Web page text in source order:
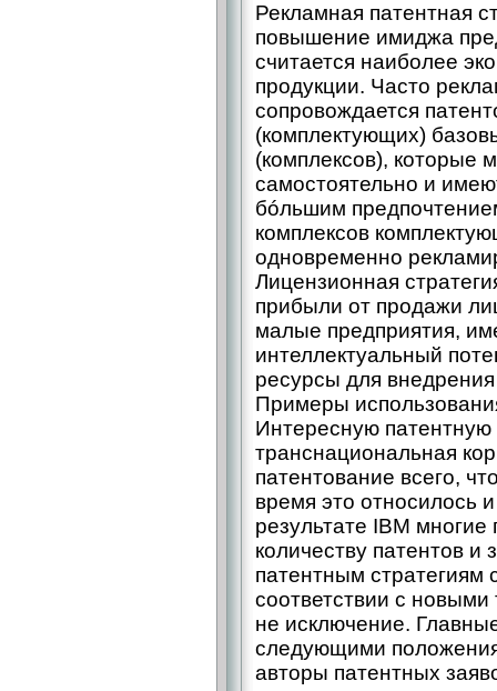
Рекламная патентная
повышение имиджа
считается наиболее
продукции. Часто
сопровождается
(комплектующих)
(комплексов), которые
самостоятельно и
бóльшим
комплексов
одновременно
Лицензионная
прибыли от продажи
малые предприятия,
интеллектуальный
ресурсы для
Примеры
Интересную патентную
транснациональная
патентование всего,
время это относилось
результате IBM
количеству патентов и
патентным стратегиям
соответствии с
не исключение.
следующими
aвторы патентных